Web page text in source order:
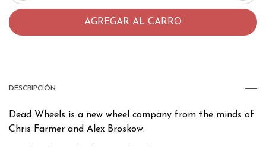
DESCRIPCIÓN
Dead Wheels is a new wheel company from the minds of
Chris Farmer and Alex Broskow.